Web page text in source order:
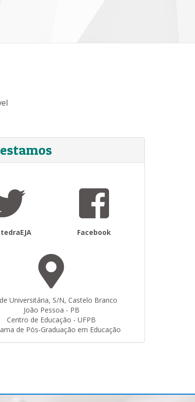
Facebook
Universitária, S/N, Castelo Branco
João Pessoa - PB
Centro de Educação - UFPB
de Pós-Graduação em Educação